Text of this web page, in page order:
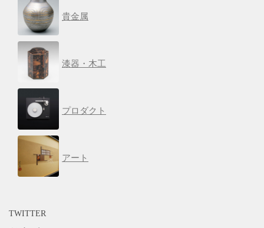
貴金属
漆器・木工
プロダクト
アート
TWITTER